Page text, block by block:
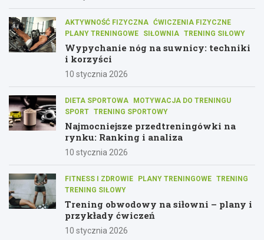
AKTYWNOŚĆ FIZYCZNA ĆWICZENIA FIZYCZNE
PLANY TRENINGOWE
SIŁOWNIA TRENING SIŁOWY
Wypychanie nóg na suwnicy: techniki
i korzyści
10 stycznia 2026
DIETA SPORTOWA
MOTYWACJA DO TRENINGU
SPORT TRENING SPORTOWY
Najmocniejsze przedtreningówki na
rynku: Ranking i analiza
10 stycznia 2026
FITNESS I ZDROWIE PLANY TRENINGOWE TRENING
TRENING SIŁOWY
Trening obwodowy na siłowni – plany i
przykłady ćwiczeń
10 stycznia 2026